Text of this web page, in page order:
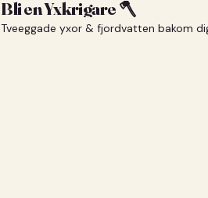
Bli en Yxkrigare 🪓
Tveeggade yxor & fjordvatten bakom